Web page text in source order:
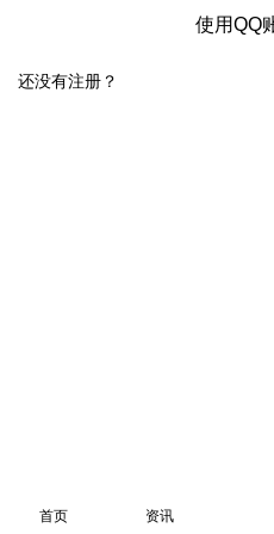
使用QQ
还没有注册？
首页 资讯